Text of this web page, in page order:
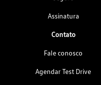
Assinatura
Contato
Fale conosco
Agendar Test Drive